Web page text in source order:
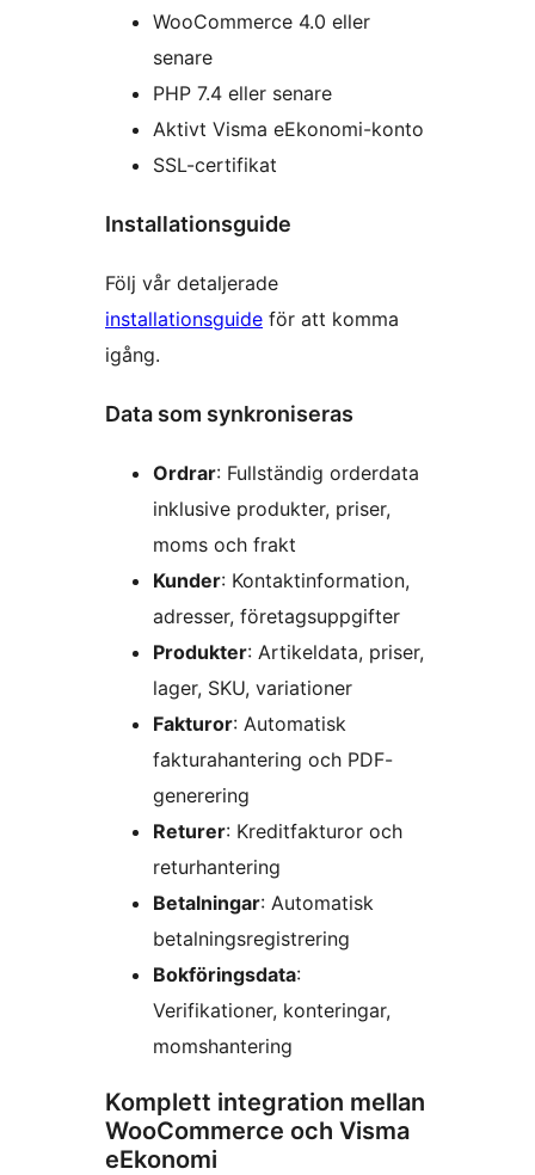
WooCommerce 4.0 eller
senare
PHP 7.4 eller senare
Aktivt Visma eEkonomi-konto
SSL-certifikat
Installationsguide
Följ vår detaljerade
installationsguide för att komma
igång.
Data som synkroniseras
Ordrar: Fullständig orderdata
inklusive produkter, priser,
moms och frakt
Kunder: Kontaktinformation,
adresser, företagsuppgifter
Produkter: Artikeldata, priser,
lager, SKU, variationer
Fakturor: Automatisk
fakturahantering och PDF-
generering
Returer: Kreditfakturor och
returhantering
Betalningar: Automatisk
betalningsregistrering
Bokföringsdata:
Verifikationer, konteringar,
momshantering
Komplett integration mellan
WooCommerce och Visma
eEkonomi